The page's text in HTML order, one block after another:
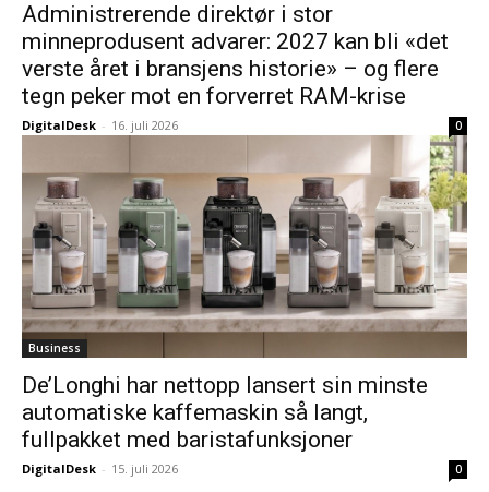
Administrerende direktør i stor
minneprodusent advarer: 2027 kan bli «det
verste året i bransjens historie» – og flere
tegn peker mot en forverret RAM-krise
DigitalDesk - 16. juli 2026 0
Business
De’Longhi har nettopp lansert sin minste
automatiske kaffemaskin så langt,
fullpakket med baristafunksjoner
DigitalDesk - 15. juli 2026 0